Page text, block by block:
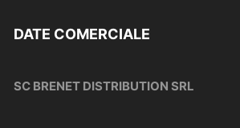
DATE COMERCIALE
SC BRENET DISTRIBUTION SRL